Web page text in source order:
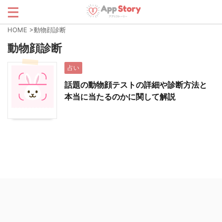
HOME >動物顔診断
動物顔診断
占い
話題の動物顔テストの詳細や診断方法と
本当に当たるのかに関して解説